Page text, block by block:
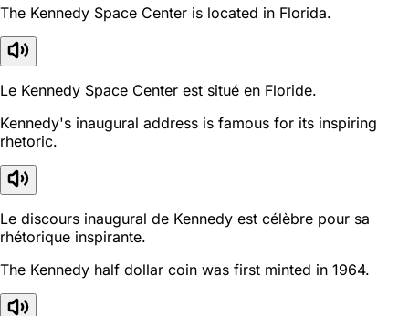
The Kennedy Space Center is located in Florida.
Le Kennedy Space Center est situé en Floride.
Kennedy's inaugural address is famous for its inspiring
rhetoric.
Le discours inaugural de Kennedy est célèbre pour sa
rhétorique inspirante.
The Kennedy half dollar coin was first minted in 1964.